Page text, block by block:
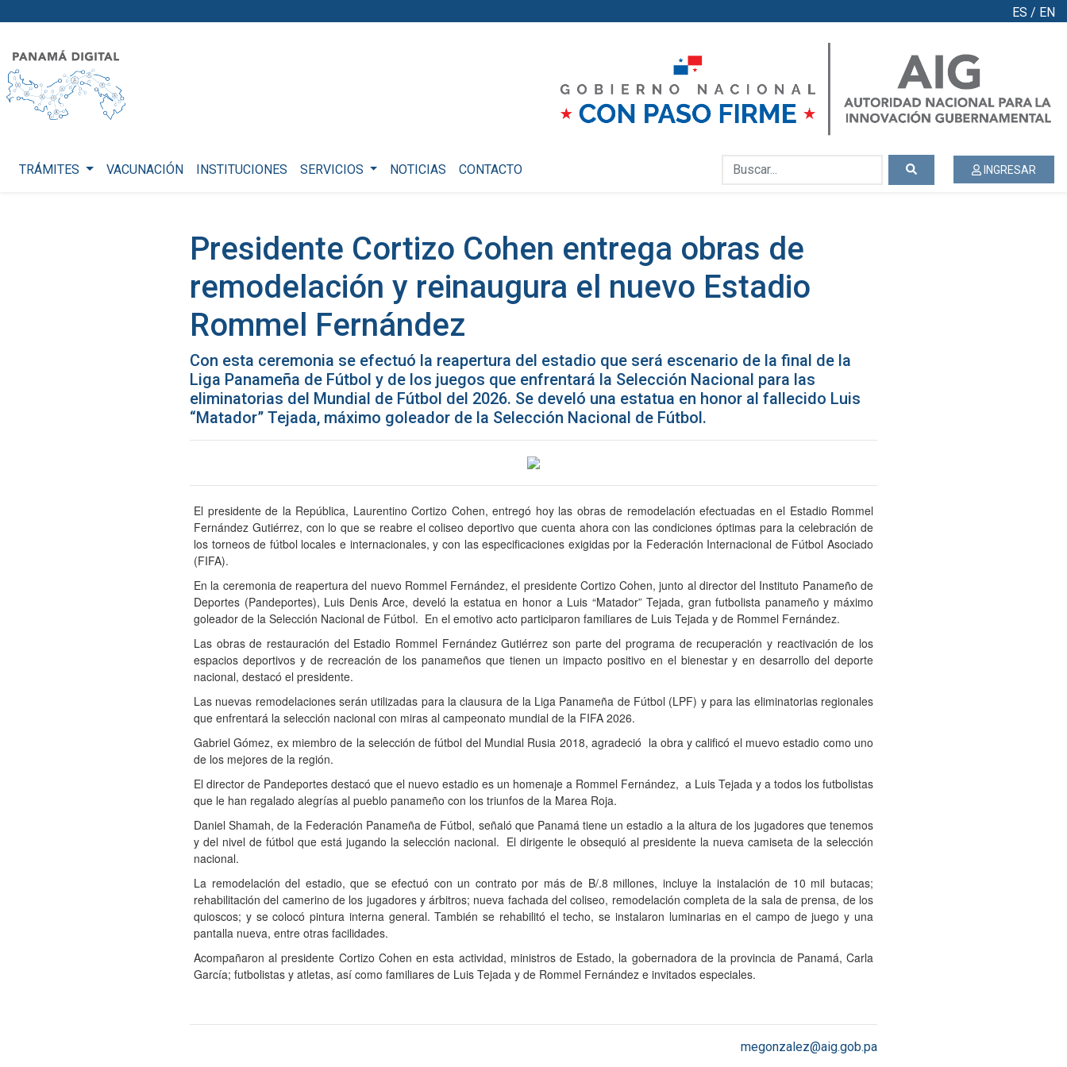
ES / EN
INGRESAR
TRÁMITES VACUNACIÓN INSTITUCIONES SERVICIOS NOTICIAS CONTACTO
Presidente Cortizo Cohen entrega obras de
remodelación y reinaugura el nuevo Estadio
Rommel Fernández
Con esta ceremonia se efectuó la reapertura del estadio que será escenario de la final de la
Liga Panameña de Fútbol y de los juegos que enfrentará la Selección Nacional para las
eliminatorias del Mundial de Fútbol del 2026. Se develó una estatua en honor al fallecido Luis
“Matador” Tejada, máximo goleador de la Selección Nacional de Fútbol.
El presidente de la República, Laurentino Cortizo Cohen, entregó hoy las obras de remodelación efectuadas en el Estadio Rommel
Fernández Gutiérrez, con lo que se reabre el coliseo deportivo que cuenta ahora con las condiciones óptimas para la celebración de
los torneos de fútbol locales e internacionales, y con las especificaciones exigidas por la Federación Internacional de Fútbol Asociado
(FIFA).
En la ceremonia de reapertura del nuevo Rommel Fernández, el presidente Cortizo Cohen, junto al director del Instituto Panameño de
Deportes (Pandeportes), Luis Denis Arce, develó la estatua en honor a Luis “Matador” Tejada, gran futbolista panameño y máximo
goleador de la Selección Nacional de Fútbol. En el emotivo acto participaron familiares de Luis Tejada y de Rommel Fernández.
Las obras de restauración del Estadio Rommel Fernández Gutiérrez son parte del programa de recuperación y reactivación de los
espacios deportivos y de recreación de los panameños que tienen un impacto positivo en el bienestar y en desarrollo del deporte
nacional, destacó el presidente.
Las nuevas remodelaciones serán utilizadas para la clausura de la Liga Panameña de Fútbol (LPF) y para las eliminatorias regionales
que enfrentará la selección nacional con miras al campeonato mundial de la FIFA 2026.
Gabriel Gómez, ex miembro de la selección de fútbol del Mundial Rusia 2018, agradeció la obra y calificó el muevo estadio como uno
de los mejores de la región.
El director de Pandeportes destacó que el nuevo estadio es un homenaje a Rommel Fernández, a Luis Tejada y a todos los futbolistas
que le han regalado alegrías al pueblo panameño con los triunfos de la Marea Roja.
Daniel Shamah, de la Federación Panameña de Fútbol, señaló que Panamá tiene un estadio a la altura de los jugadores que tenemos
y del nivel de fútbol que está jugando la selección nacional. El dirigente le obsequió al presidente la nueva camiseta de la selección
nacional.
La remodelación del estadio, que se efectuó con un contrato por más de B/.8 millones, incluye la instalación de 10 mil butacas;
rehabilitación del camerino de los jugadores y árbitros; nueva fachada del coliseo, remodelación completa de la sala de prensa, de los
quioscos; y se colocó pintura interna general. También se rehabilitó el techo, se instalaron luminarias en el campo de juego y una
pantalla nueva, entre otras facilidades.
Acompañaron al presidente Cortizo Cohen en esta actividad, ministros de Estado, la gobernadora de la provincia de Panamá, Carla
García; futbolistas y atletas, así como familiares de Luis Tejada y de Rommel Fernández e invitados especiales.
megonzalez@aig.gob.pa